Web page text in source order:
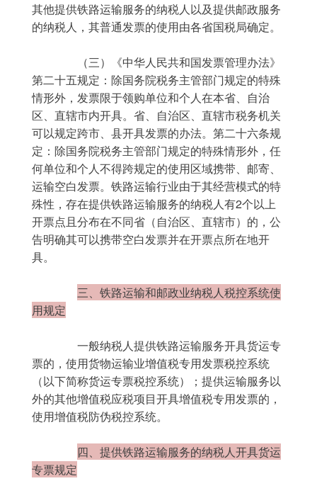
其他提供铁路运输服务的纳税人以及提供邮政服务
的纳税人，其普通发票的使用由各省国税局确定。
第二十五规定：除国务院税务主管部门规定的特殊
情形外，发票限于领购单位和个人在本省、自治
区、直辖市内开具。省、自治区、直辖市税务机关
可以规定跨市、县开具发票的办法。第二十六条规
定：除国务院税务主管部门规定的特殊情形外，任
何单位和个人不得跨规定的使用区域携带、邮寄、
运输空白发票。铁路运输行业由于其经营模式的特
殊性，存在提供铁路运输服务的纳税人有2个以上
开票点且分布在不同省（自治区、直辖市）的，公
告明确其可以携带空白发票并在开票点所在地开
具。
三、铁路运输和邮政业纳税人税控系统使
用规定
票的，使用货物运输业增值税专用发票税控系统
（以下简称货运专票税控系统）；提供运输服务以
外的其他增值税应税项目开具增值税专用发票的，
使用增值税防伪税控系统。
四、提供铁路运输服务的纳税人开具货运
专票规定